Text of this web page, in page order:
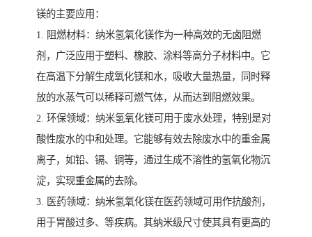
镁的主要应用：
1. 阻燃材料：纳米氢氧化镁作为一种高效的无卤阻燃
剂，广泛应用于塑料、橡胶、涂料等高分子材料中。它
在高温下分解生成氧化镁和水，吸收大量热量，同时释
放的水蒸气可以稀释可燃气体，从而达到阻燃效果。
2. 环保领域：纳米氢氧化镁可用于废水处理，特别是对
酸性废水的中和处理。它能够有效去除废水中的重金属
离子，如铅、镉、铜等，通过生成不溶性的氢氧化物沉
淀，实现重金属的去除。
3. 医药领域：纳米氢氧化镁在医药领域可用作抗酸剂，
用于胃酸过多、等疾病。其纳米级尺寸使其具有更高的